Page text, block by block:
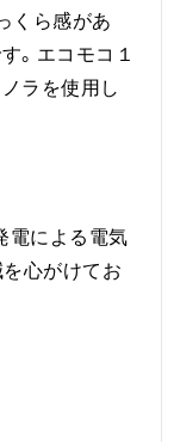
くら感があ
。エコモコ１
ラを使用し
電による電気
心がけてお